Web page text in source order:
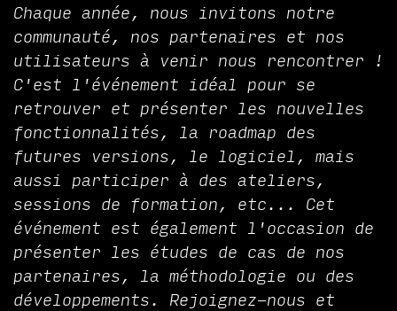
Chaque année, nous invitons notre
communauté, nos partenaires et nos
utilisateurs à venir nous rencontrer !
C'est l'événement idéal pour se
retrouver et présenter les nouvelles
fonctionnalités, la roadmap des
futures versions, le logiciel, mais
aussi participer à des ateliers,
sessions de formation, etc... Cet
événement est également l'occasion de
présenter les études de cas de nos
partenaires, la méthodologie ou des
développements. Rejoignez-nous et